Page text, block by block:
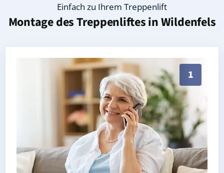
Einfach zu Ihrem Treppenlift
Montage des Treppenliftes inWildenfels
1
Persönliche Treppenlift-Beratung in Wildenfels